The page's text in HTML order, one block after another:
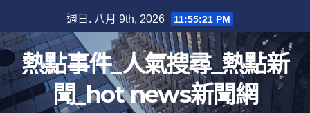
至
內
容
週日. 八月 9th, 2026 11:55:22 PM
熱點事件_人氣搜尋_熱點新
聞_hot news新聞網